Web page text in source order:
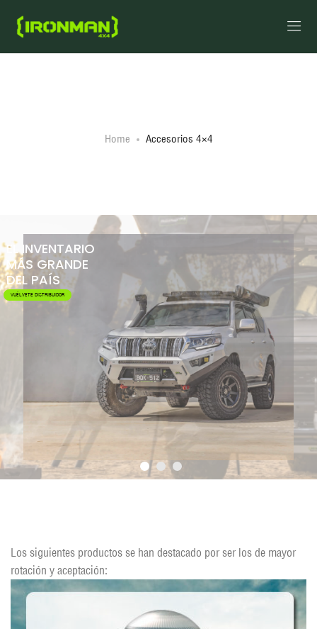
Home Accesorios 4×4
EL INVENTARIO
MÁS GRANDE
DEL PAÍS
VUÉLVETE DISTRIBUIDOR
Los siguientes productos se han destacado por ser los de mayor
rotación y aceptación: